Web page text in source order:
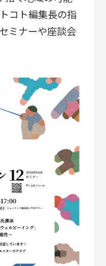
と知る
認証商品
認証飲食店メニュー
コト編集長の指
ミナーや座談会